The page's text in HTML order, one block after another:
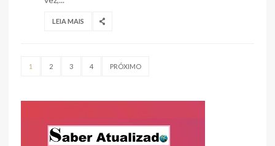
LEIA MAIS
1 2 3 4 PRÓXIMO